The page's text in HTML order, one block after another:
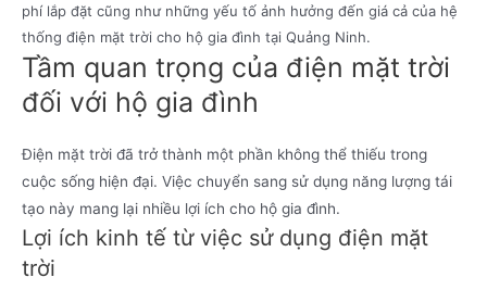
phí lắp đặt cũng như những yếu tố ảnh hưởng đến giá cả của hệ
thống điện mặt trời cho hộ gia đình tại Quảng Ninh.
Tầm quan trọng của điện mặt trời
đối với hộ gia đình
Điện mặt trời đã trở thành một phần không thể thiếu trong
cuộc sống hiện đại. Việc chuyển sang sử dụng năng lượng tái
tạo này mang lại nhiều lợi ích cho hộ gia đình.
Lợi ích kinh tế từ việc sử dụng điện mặt
trời